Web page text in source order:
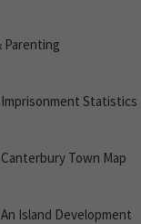
Parenting
Imprisonment Statistics
Canterbury Town Map
An Island Development